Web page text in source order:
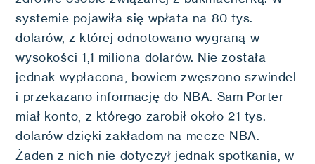
systemie pojawiła się wpłata na 80 tys.
dolarów, z której odnotowano wygraną w
wysokości 1,1 miliona dolarów. Nie została
jednak wypłacona, bowiem zwęszono szwindel
i przekazano informację do NBA. Sam Porter
miał konto, z którego zarobił około 21 tys.
dolarów dzięki zakładom na mecze NBA.
Żaden z nich nie dotyczył jednak spotkania, w